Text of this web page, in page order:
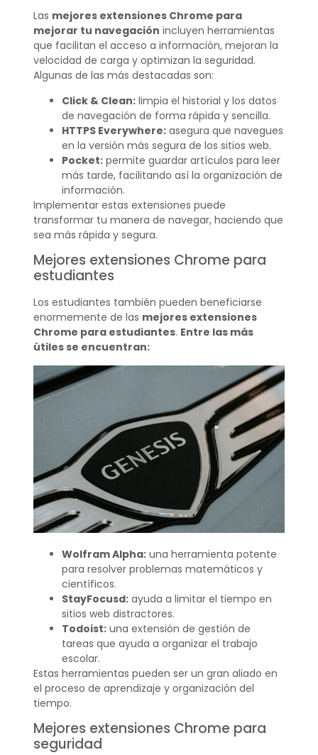
Las mejores extensiones Chrome para
mejorar tu navegación incluyen herramientas
que facilitan el acceso a información, mejoran la
velocidad de carga y optimizan la seguridad.
Algunas de las más destacadas son:
Click & Clean:limpia el historial y los datos
de navegación de forma rápida y sencilla.
HTTPS Everywhere:asegura que navegues
en la versión más segura de los sitios web.
Pocket:permite guardar artículos para leer
más tarde, facilitando así la organización de
información.
Implementar estas extensiones puede
transformar tu manera de navegar, haciendo que
sea más rápida y segura.
Mejores extensiones Chrome para
estudiantes
Los estudiantes también pueden beneficiarse
enormemente de las mejores extensiones
Chrome para estudiantes. Entre las más
útiles se encuentran:
Wolfram Alpha:una herramienta potente
para resolver problemas matemáticos y
científicos.
StayFocusd:ayuda a limitar el tiempo en
sitios web distractores.
Todoist:una extensión de gestión de
tareas que ayuda a organizar el trabajo
escolar.
Estas herramientas pueden ser un gran aliado en
el proceso de aprendizaje y organización del
tiempo.
Mejores extensiones Chrome para
seguridad